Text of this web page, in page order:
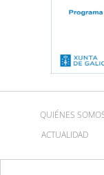
QUIÉNES
ACTUALIDAD